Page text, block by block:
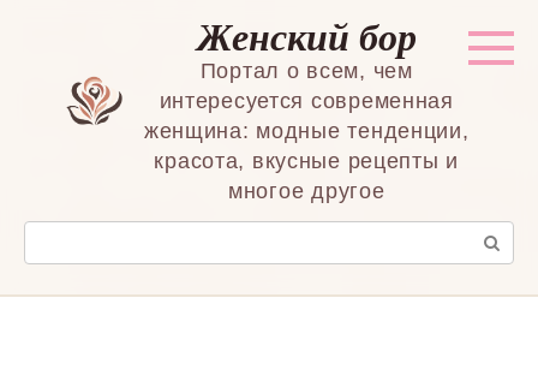
Женский бор
Портал о всем, чем
интересуется современная
женщина: модные тенденции,
красота, вкусные рецепты и
многое другое
Поиск: